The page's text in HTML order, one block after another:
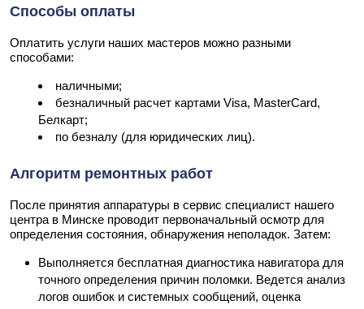
Способы оплаты
Оплатить услуги наших мастеров можно разными
способами:
наличными;
безналичный расчет картами Visa, MasterCard,
Белкарт;
по безналу (для юридических лиц).
Алгоритм ремонтных работ
После принятия аппаратуры в сервис специалист нашего
центра в Минске проводит первоначальный осмотр для
определения состояния, обнаружения неполадок. Затем:
Выполняется бесплатная диагностика навигатора для
точного определения причин поломки. Ведется анализ
логов ошибок и системных сообщений, оценка